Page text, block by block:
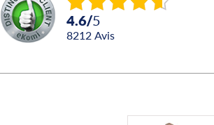
4.6/5
8212 avis